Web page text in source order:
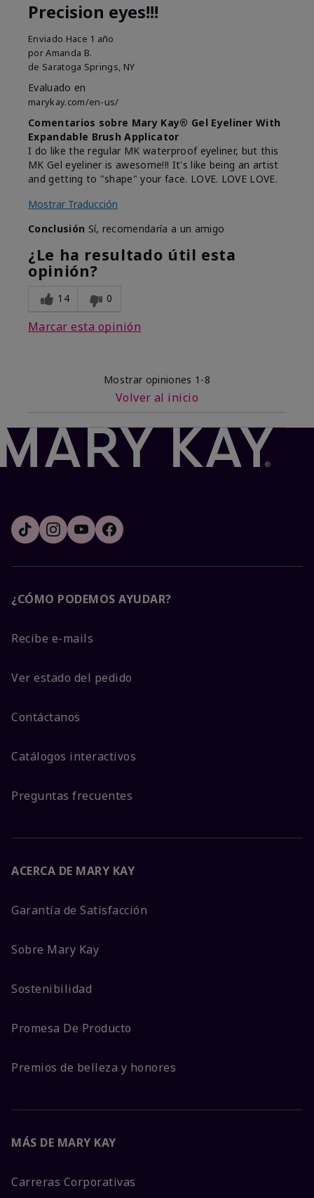
Precision eyes!!!
Enviado Hace 1 año
porAmanda B.
de Saratoga Springs, NY
Evaluado en
marykay.com/en-us/
Comentarios sobre Mary Kay® Gel Eyeliner With
Expandable Brush Applicator
I do like the regular MK waterproof eyeliner, but this
MK Gel eyeliner is awesome!!! It's like being an artist
and getting to "shape" your face. LOVE. LOVE LOVE.
Mostrar Traducción
Conclusión Sí, recomendaría a un amigo
¿Le ha resultado útil esta
opinión?
14 0
Marcar esta opinión
Mostrar opiniones 1-8
Volver al inicio
¿CÓMO PODEMOS AYUDAR?
Recibe e-mails
Ver estado del pedido
Contáctanos
Catálogos interactivos
Preguntas frecuentes
ACERCA DE MARY KAY
Garantía de Satisfacción
Sobre Mary Kay
Sostenibilidad
Promesa De Producto
Premios de belleza y honores
MÁS DE MARY KAY
Carreras Corporativas